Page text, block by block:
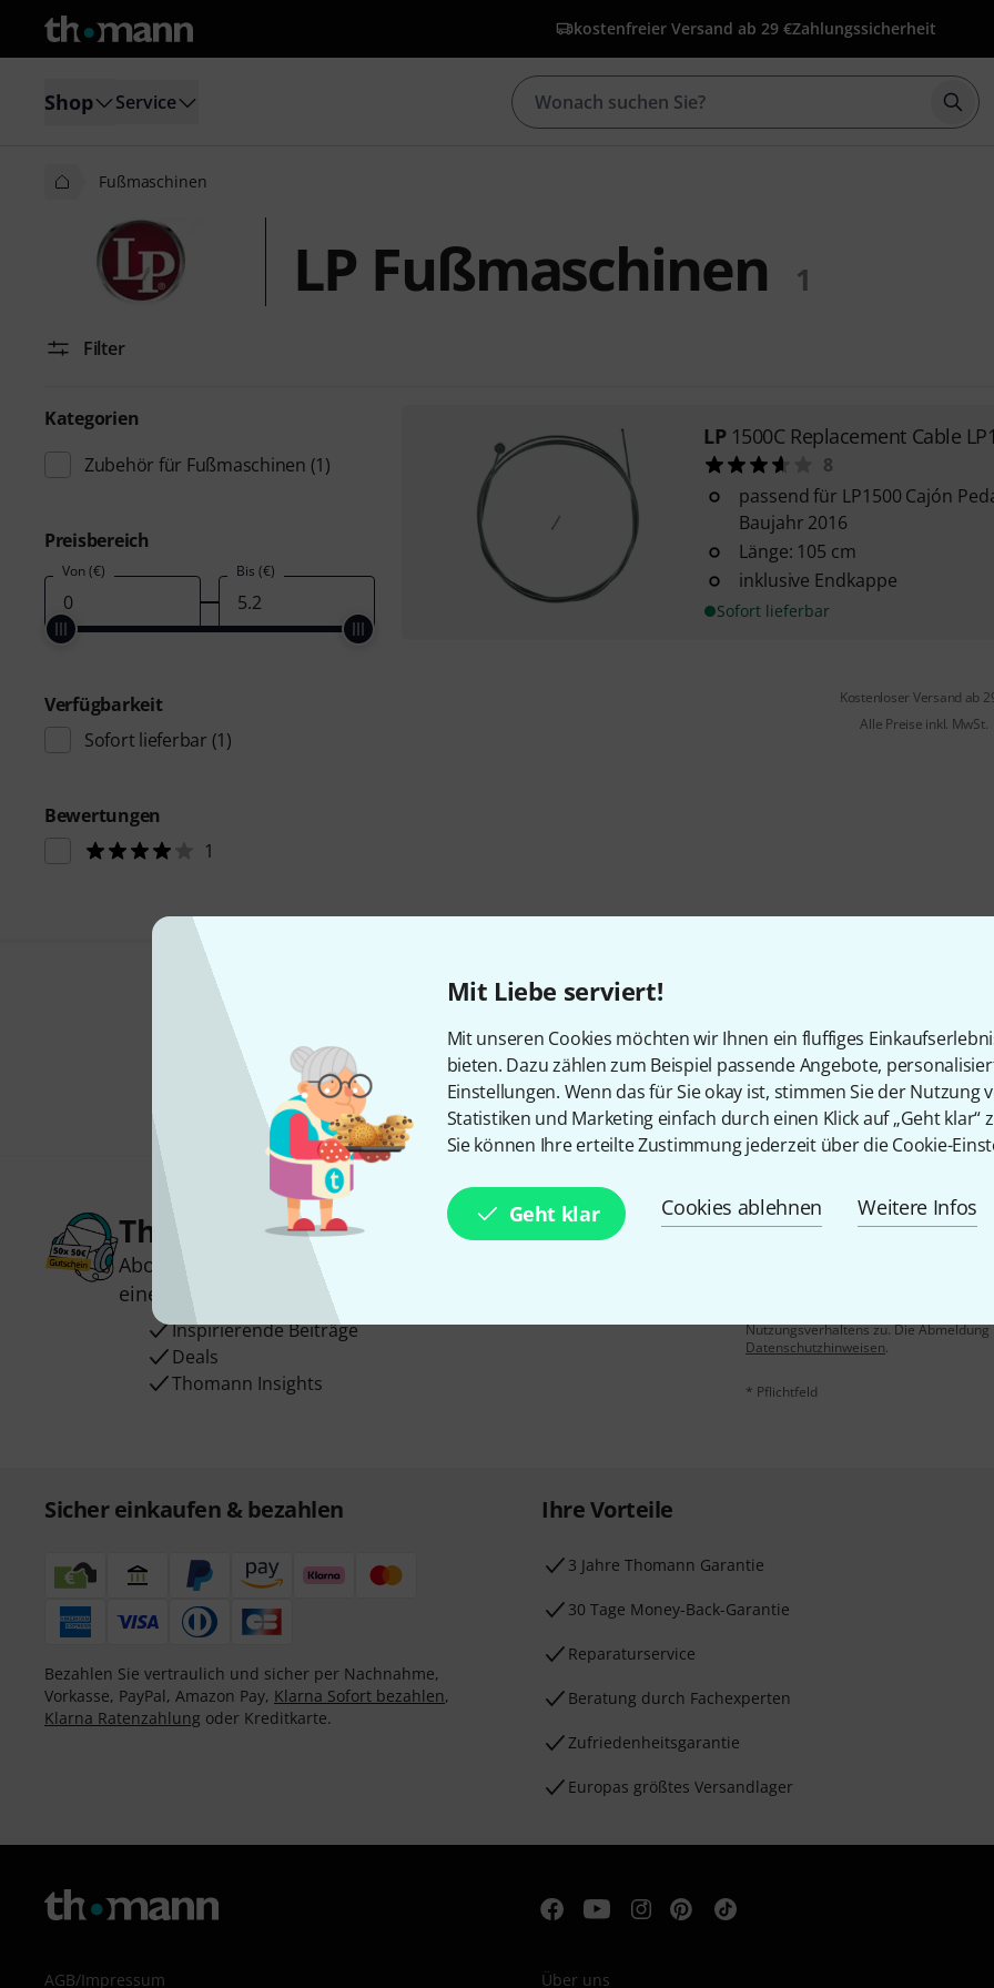
Mit Liebe serviert!
Mit unseren Cookies möchten wir Ihnen ein fluffiges
bieten. Dazu zählen zum Beispiel passende Angebote,
Einstellungen. Wenn das für Sie okay ist, stimmen Sie der Nutzung
Statistiken und Marketing einfach durch einen Klick auf „Geht klar“
Sie können Ihre erteilte Zustimmung jederzeit über die Cookie-
Geht klar Cookies ablehnen Weitere Infos
kostenfreier Versand ab 29 €Zahlungssicherheit
Shop Service
Fußmaschinen
LP Fußmaschinen 1
Filter
Kategorien
Zubehör für Fußmaschinen (1)
Preisbereich
Von (€) Bis (€)
Verfügbarkeit
Sofort lieferbar (1)
Bewertungen
1
LP 1500C Replacement Cable
8
passend für LP1500 Cajón
Baujahr 2016
Länge: 105 cm
inklusive Endkappe
Sofort lieferbar
Kostenloser Versand ab
Alle Preise inkl. MwSt.
Gefällt Ihnen, was Sie sehen?
Teilen Hilfe & Feedback
Thomann Newsletter
Abonniere den Thomann Newsletter und gewinne mit etwas Glück
einen von
50 Gutscheinen
Inspirierende Beiträge
Deals
Thomann Insights
Nutzungsverhaltens zu. Die
Datenschutzhinweisen.
* Pflichtfeld
Sicher einkaufen & bezahlen
Bezahlen Sie vertraulich und sicher per Nachnahme,
Vorkasse, PayPal, Amazon Pay, Klarna Sofort bezahlen,
Klarna Ratenzahlung oder Kreditkarte.
Ihre Vorteile
3 Jahre Thomann Garantie
30 Tage Money-Back-Garantie
Reparaturservice
Beratung durch Fachexperten
Zufriedenheitsgarantie
Europas größtes Versandlager
AGB/Impressum Über uns